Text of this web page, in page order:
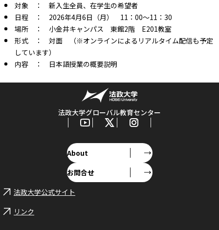
対象 ： 新入生全員、在学生の希望者
日程 ： 2026年4月6日（月） 11：00～11：30
場所 ： 小金井キャンパス 東館2階 E201教室
形式 ： 対面 （※オンラインによるリアルタイム配信も予定
しています）
内容 ： 日本語授業の概要説明
法政大学グローバル教育センター
About
お問合せ
法政大学公式サイト
リンク